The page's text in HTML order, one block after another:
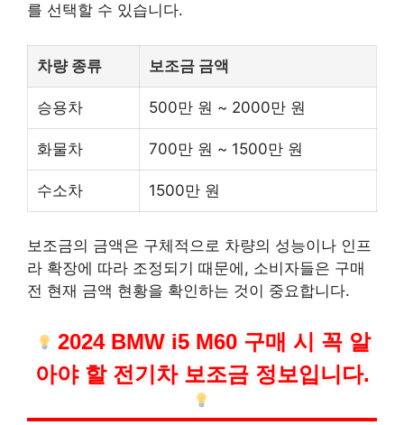
를 선택할 수 있습니다.
차량 종류 보조금 금액
승용차 500만 원 ~ 2000만 원
화물차 700만 원 ~ 1500만 원
수소차 1500만 원
보조금의 금액은 구체적으로 차량의 성능이나 인프
라 확장에 따라 조정되기 때문에, 소비자들은 구매
전 현재 금액 현황을 확인하는 것이 중요합니다.
2024 BMW i5 M60 구매 시 꼭 알
아야 할 전기차 보조금 정보입니다.